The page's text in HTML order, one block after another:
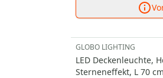
GLOBO LIGHTING
LED Deckenleuchte,
Sterneneffekt, L 70 cm